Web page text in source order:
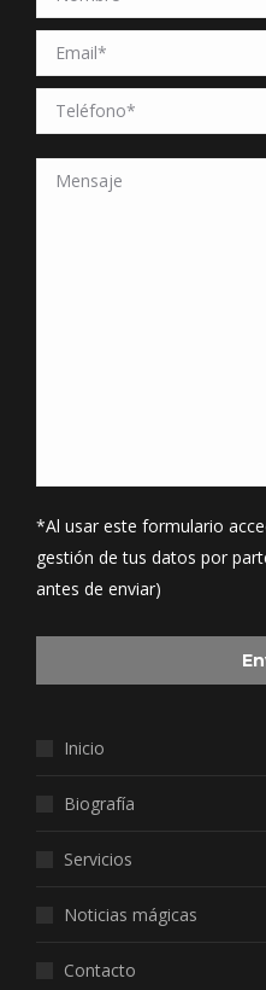
*Al usar este formulario
gestión de tus datos por
antes de enviar)
Inicio
Biografía
Servicios
Noticias mágicas
Contacto